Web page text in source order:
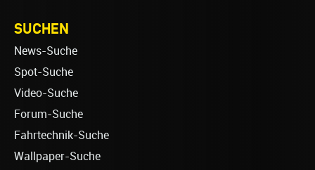
SUCHEN
News-Suche
Spot-Suche
Video-Suche
Forum-Suche
Fahrtechnik-Suche
Wallpaper-Suche